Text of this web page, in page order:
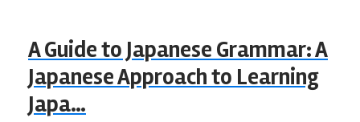
A Guide to Japanese Grammar: A
Japanese Approach to Learning
Japa…